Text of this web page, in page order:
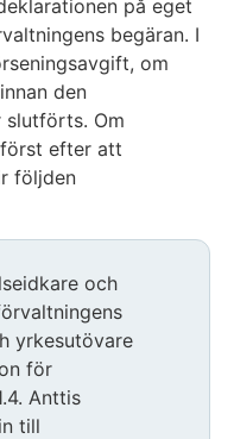
på eget
begäran. I
om
den
slutförts. Om
efter att
följden
och
yrkesutövare
för
Anttis
till